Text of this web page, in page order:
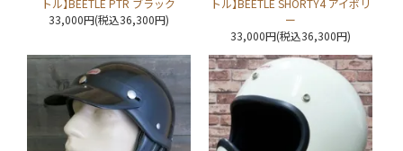
トル】BEETLE PTR ブラック
33,000円(税込36,300円)
トル】BEETLE SHORTY4 アイボリ
ー
33,000円(税込36,300円)